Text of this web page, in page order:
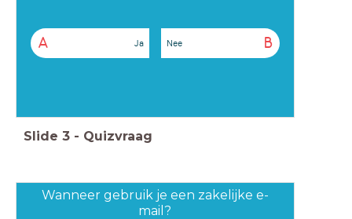
A Ja B
Nee
Slide 3 - Quizvraag
Wanneer gebruik je een zakelijke e-
mail?